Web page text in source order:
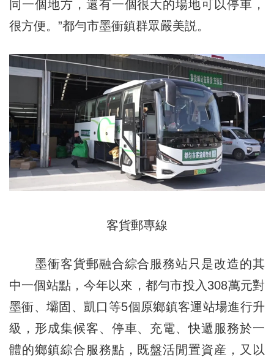
同一個地方，還有一個很大的場地可以停車，
很方便。”都勻市墨衝鎮群眾嚴美説。
客貨郵專線
墨衝客貨郵融合綜合服務站只是改造的其
中一個站點，今年以來，都勻市投入308萬元對
墨衝、壩固、凱口等5個原鄉鎮客運站場進行升
級，形成集候客、停車、充電、快遞服務於一
體的鄉鎮綜合服務點，既盤活閒置資産，又以